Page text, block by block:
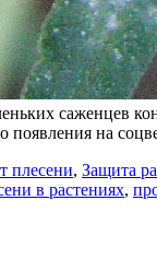
саженцев
появления на
плесени, Защита
в растениях,